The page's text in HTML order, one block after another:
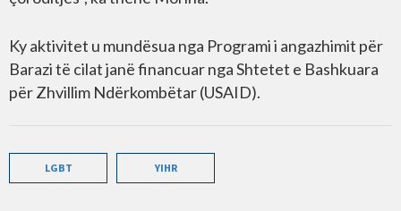
Ky aktivitet u mundësua nga Programi i angazhimit për
Barazi të cilat janë financuar nga Shtetet e Bashkuara
për Zhvillim Ndërkombëtar (USAID).
LGBT YIHR